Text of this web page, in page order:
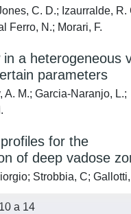
C. D.; Izaurralde, R.
Ferro, N.; Morari, F.
a heterogeneous
parameters
A. M.; Garcia-Naranjo, L.;
for the
of deep vadose
Strobbia, C;
a 14